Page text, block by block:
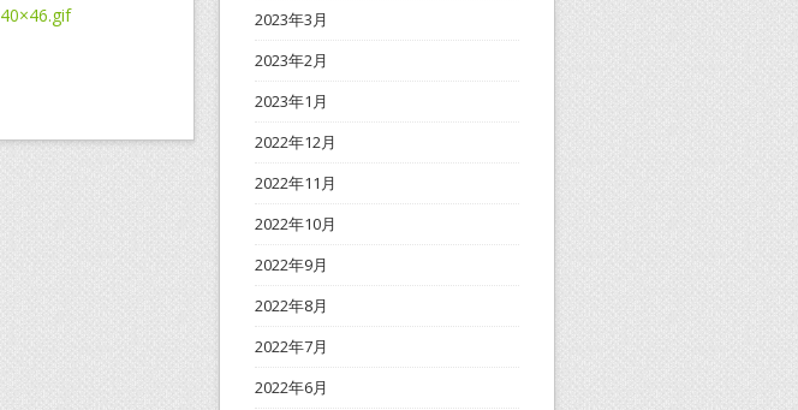
2023年3月
2023年2月
2023年1月
2022年12月
2022年11月
2022年10月
2022年9月
2022年8月
2022年7月
2022年6月